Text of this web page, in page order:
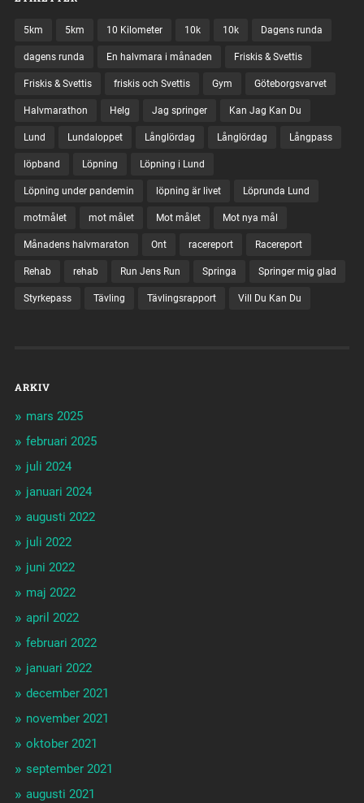
5km 5km 10 Kilometer 10k 10k Dagens runda
dagens runda En halvmara i månaden Friskis & Svettis
Friskis & Svettis friskis och Svettis Gym Göteborgsvarvet
Halvmarathon Helg Jag springer Kan Jag Kan Du
Lund Lundaloppet Långlördag Långlördag Långpass
löpband Löpning Löpning i Lund
Löpning under pandemin löpning är livet Löprunda Lund
motmålet mot målet Mot målet Mot nya mål
Månadens halvmaraton Ont racereport Racereport
Rehab rehab Run Jens Run Springa Springer mig glad
Styrkepass Tävling Tävlingsrapport Vill Du Kan Du
ARKIV
mars 2025
februari 2025
juli 2024
januari 2024
augusti 2022
juli 2022
juni 2022
maj 2022
april 2022
februari 2022
januari 2022
december 2021
november 2021
oktober 2021
september 2021
augusti 2021